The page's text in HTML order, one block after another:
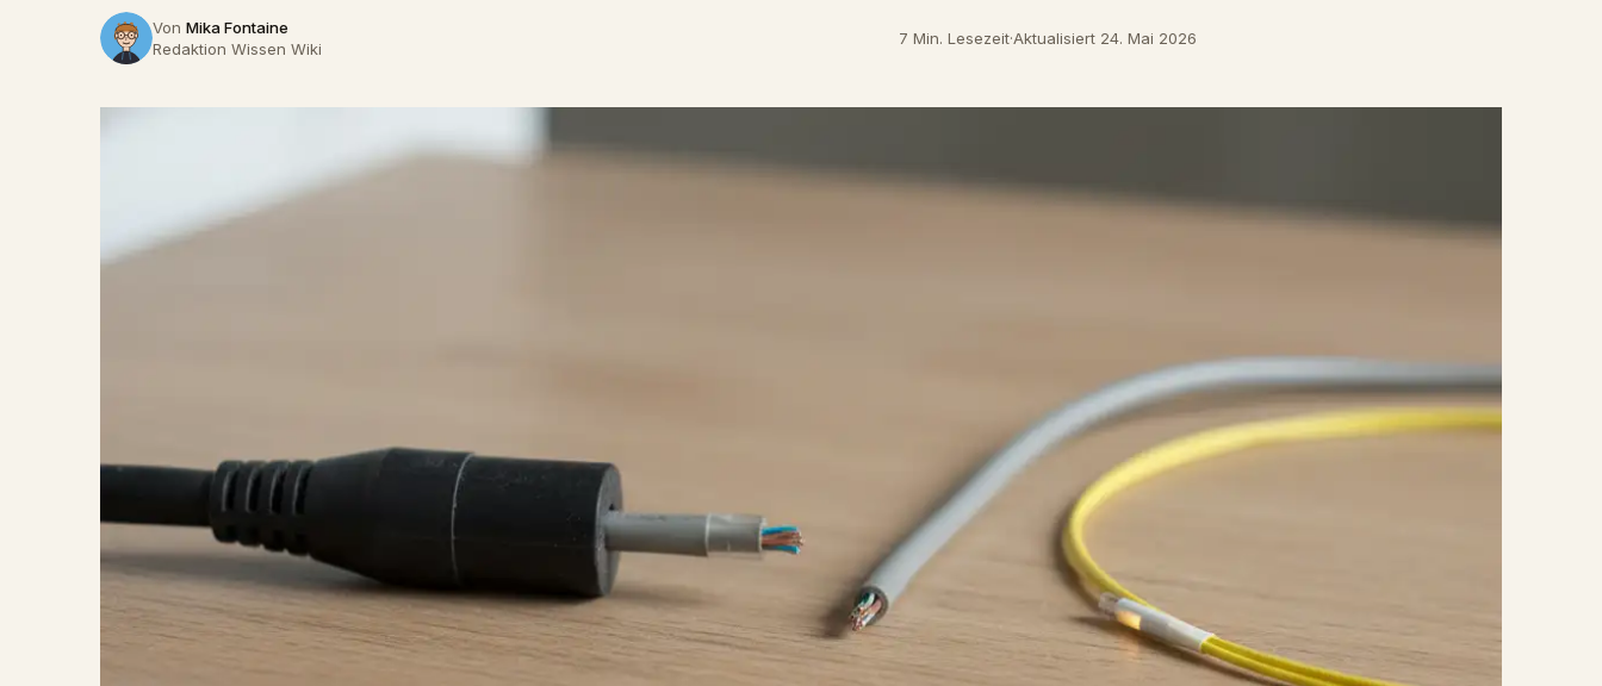
Von Mika Fontaine
Redaktion Wissen Wiki
7 Min. Lesezeit·Aktualisiert 24. Mai 2026